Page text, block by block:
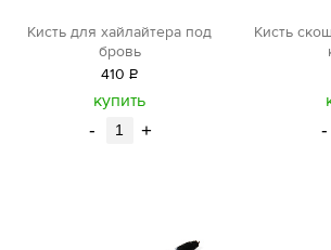
Кисть для хайлайтера под
бровь
410 Р
уб.
купить
- +
Кисть
-